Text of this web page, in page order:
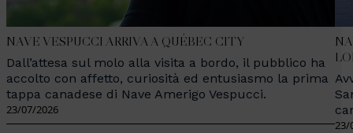
NAVE VESPUCCI ARRIVA A QUÉBEC CITY
Dall’attesa sul molo alla visita a bordo, il pubblico ha
accolto con affetto, curiosità ed entusiasmo la prima
tappa canadese di Nave Amerigo Vespucci.
23/07/2026
23/